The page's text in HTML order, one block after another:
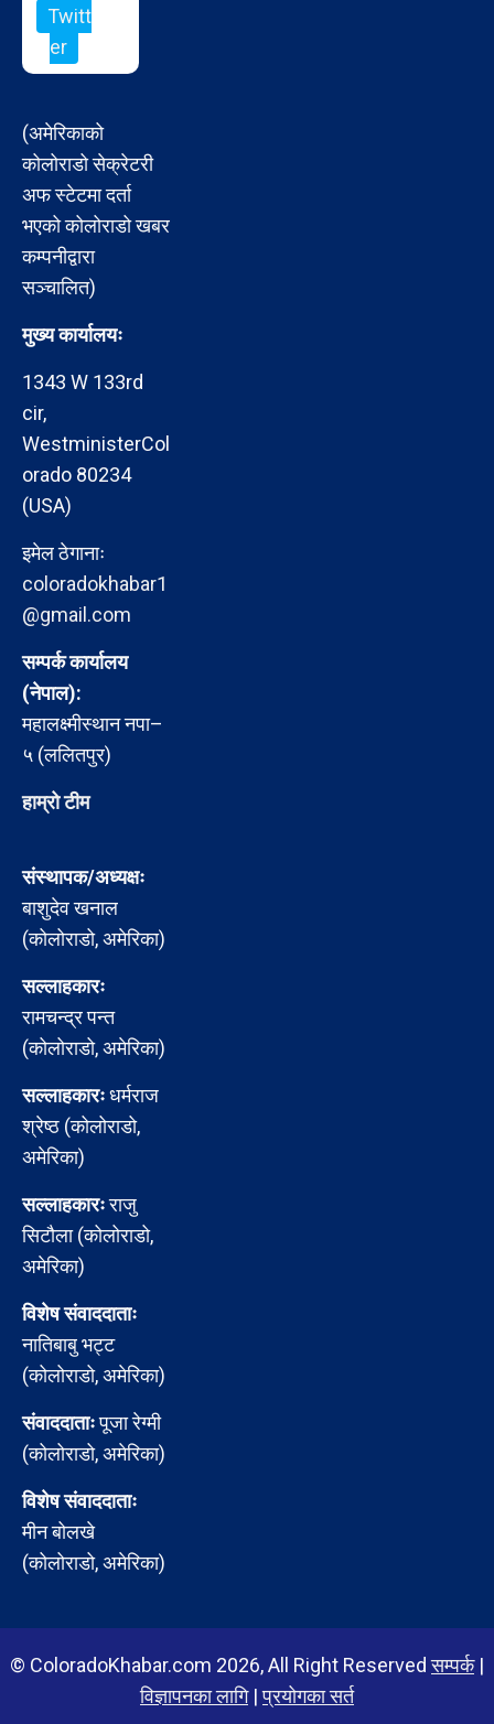
Twitt
er
(अमेरिकाको
कोलोराडो सेक्रेटरी
अफ स्टेटमा दर्ता
भएको कोलोराडो खबर
कम्पनीद्वारा
सञ्चालित)
मुख्य कार्यालयः
1343 W 133rd
cir,
WestministerCol
orado 80234
(USA)
इमेल ठेगानाः
coloradokhabar1
@gmail.com
सम्पर्क कार्यालय
(नेपाल):
महालक्ष्मीस्थान नपा–
५ (ललितपुर)
हाम्रो टीम
संस्थापक/अध्यक्षः
बाशुदेव खनाल
(कोलोराडो, अमेरिका)
सल्लाहकारः
रामचन्द्र पन्त
(कोलोराडो, अमेरिका)
सल्लाहकारःधर्मराज
श्रेष्ठ (कोलोराडो,
अमेरिका)
सल्लाहकारःराजु
सिटौला (कोलोराडो,
अमेरिका)
विशेष संवाददाताः
नातिबाबु भट्ट
(कोलोराडो, अमेरिका)
संवाददाताःपूजा रेग्मी
(कोलोराडो, अमेरिका)
विशेष संवाददाताः
मीन बोलखे
(कोलोराडो, अमेरिका)
© ColoradoKhabar.com 2026, All Right Reservedसम्पर्क|
विज्ञापनका लागि|प्रयोगका सर्त